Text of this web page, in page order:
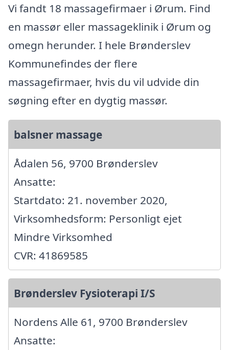
Vi fandt 18 massagefirmaer i Ørum. Find
en massør eller massageklinik i Ørum og
omegn herunder. I hele Brønderslev
Kommunefindes der flere
massagefirmaer, hvis du vil udvide din
søgning efter en dygtig massør.
balsner massage
Ådalen 56, 9700 Brønderslev
Ansatte:
Startdato: 21. november 2020,
Virksomhedsform: Personligt ejet
Mindre Virksomhed
CVR: 41869585
Brønderslev Fysioterapi I/S
Nordens Alle 61, 9700 Brønderslev
Ansatte: